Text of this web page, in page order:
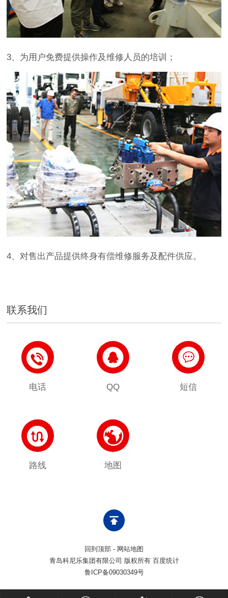
3、为用户免费提供操作及维修人员的培训；
4、对售出产品提供终身有偿维修服务及配件供应。
联系我们
电话 QQ 短信
路线 地图
回到顶部 - 网站地图
青岛科尼乐集团有限公司 版权所有 百度统计
鲁ICP备09030349号